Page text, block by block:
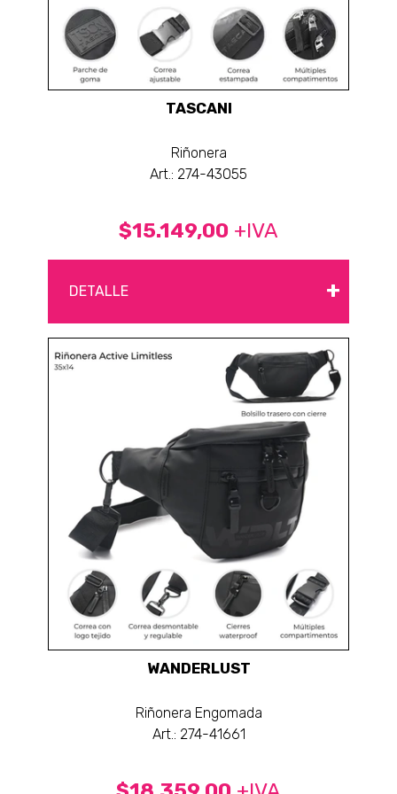
TASCANI
Riñonera
Art.: 274-43055
$15.149,00 +IVA
DETALLE +
WANDERLUST
Riñonera Engomada
Art.: 274-41661